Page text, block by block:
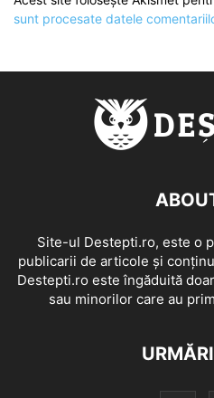
sunt procesate datele
Site-ul Destepti.ro, este o
publicarii de articole și
Destepti.ro este îngăduită
sau minorilor care au